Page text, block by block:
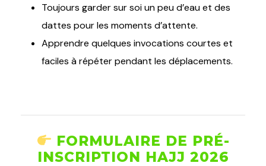
Toujours garder sur soi un peu d’eau et des
dattes pour les moments d’attente.
Apprendre quelques invocations courtes et
faciles à répéter pendant les déplacements.
FORMULAIRE DE PRÉ-
INSCRIPTION HAJJ 2026